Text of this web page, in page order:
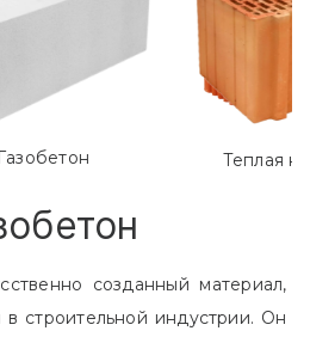
Газобетон Теплая
созданный материал,
строительной индустрии. Он